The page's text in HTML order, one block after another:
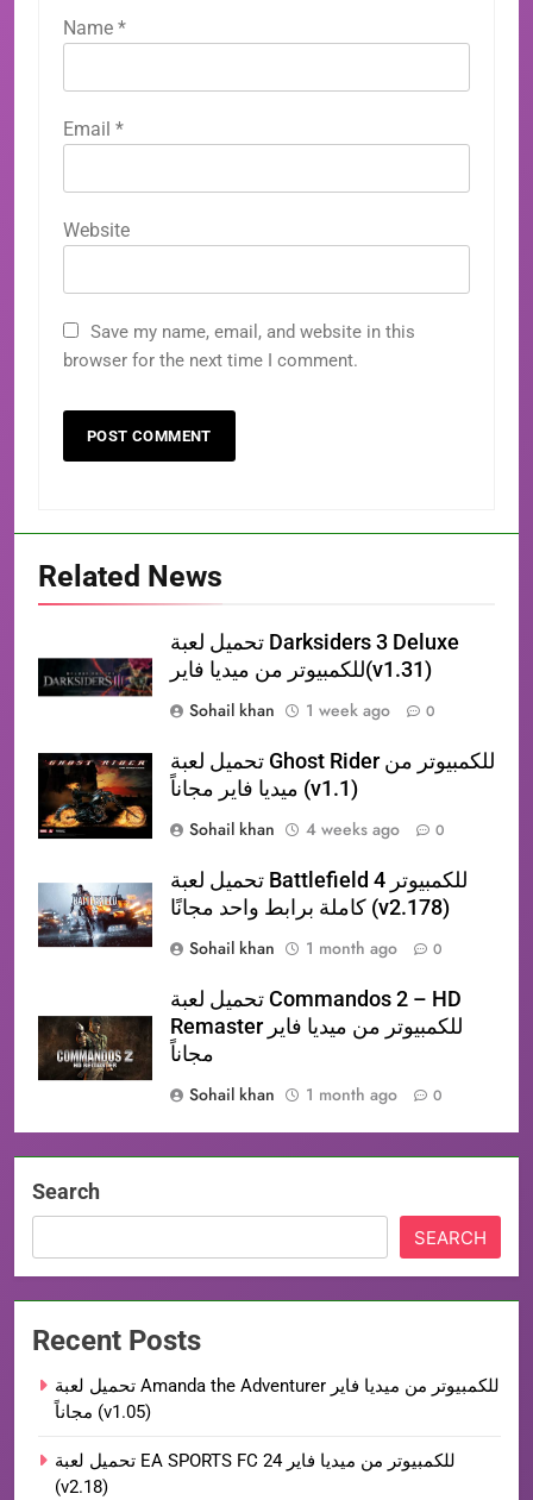
Name *
Email *
Website
Save my name, email, and website in this
browser for the next time I comment.
Related News
تحميل لعبة Darksiders 3 Deluxe
للكمبيوتر من ميديا فاير(v1.31)
Sohail khan
1 week ago 0
تحميل لعبة Ghost Rider للكمبيوتر من
ميديا فاير مجاناً (v1.1)
Sohail khan
4 weeks ago 0
تحميل لعبة Battlefield 4 للكمبيوتر
كاملة برابط واحد مجانًا (v2.178)
Sohail khan
1 month ago 0
تحميل لعبة Commandos 2 – HD
Remaster للكمبيوتر من ميديا فاير
مجاناً
Sohail khan
1 month ago 0
Search
SEARCH
Recent Posts
تحميل لعبة Amanda the Adventurer للكمبيوتر من ميديا فاير
مجاناً (v1.05)
تحميل لعبة EA SPORTS FC 24 للكمبيوتر من ميديا فاير
(v2.18)